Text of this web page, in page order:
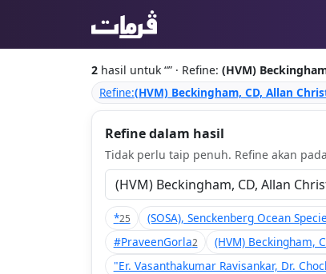
2 hasil untuk “” · Refine: (HVM)
Refine:(HVM) Beckingham, CD, Allan
Refine dalam hasil
Tidak perlu taip penuh. Refine akan
*25 (SOSA), Senckenberg Ocean
#PraveenGorla2 (HVM) Beckingham,
"Er. Vasanthakumar Ravisankar, Dr.